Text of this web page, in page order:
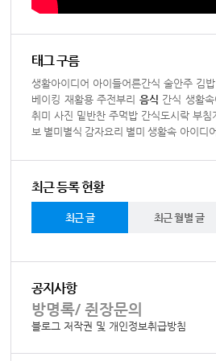
태그 구름
생활아이디어 아이들어른간식 술안주 김밥
베이킹 재활용 주전부리 음식 간식 생활
취미 사진 밑반찬 주먹밥 간식도시락 부침
보 별미별식 감자요리 별미 생활속 아이디어
최근 등록 현황
최근 글 최근 월별 글
공지사항
방명록/ 쥔장문의
블로그 저작권 및 개인정보취급방침